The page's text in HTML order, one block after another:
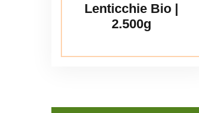
Lenticchie Bio |
2.500g